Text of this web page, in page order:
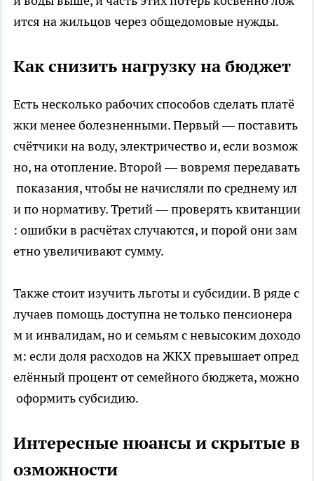
ится на жильцов через общедомовые нужды.
Как снизить нагрузку на бюджет
Есть несколько рабочих способов сделать платё
жки менее болезненными. Первый — поставить
счётчики на воду, электричество и, если возмож
но, на отопление. Второй — вовремя передавать
показания, чтобы не начисляли по среднему ил
и по нормативу. Третий — проверять квитанции
: ошибки в расчётах случаются, и порой они зам
етно увеличивают сумму.
Также стоит изучить льготы и субсидии. В ряде с
лучаев помощь доступна не только пенсионера
м и инвалидам, но и семьям с невысоким доходо
м: если доля расходов на ЖКХ превышает опред
елённый процент от семейного бюджета, можно
оформить субсидию.
Интересные нюансы и скрытые в
озможности